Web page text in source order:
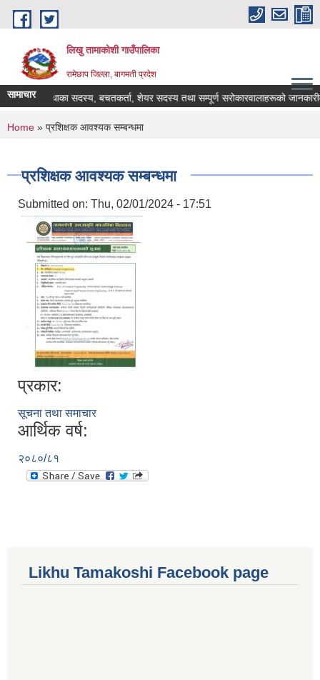
Skip to main content
लिखु तामाकोशी गाउँपालिका
रामेछाप जिल्ला, बागमती प्रदेश
सामाचारसंस्थाका सदस्य, बचतकर्ता, शेयर सदस्य तथा सम्पूर्ण सरोकारवालाहरूको जानकारीका
You are here
Home » प्रशिक्षक आवश्यक सम्बन्धमा
प्रशिक्षक आवश्यक सम्बन्धमा
Submitted on: Thu, 02/01/2024 - 17:51
प्रकार:
सूचना तथा समाचार
आर्थिक वर्ष:
२०८०/८१
Likhu Tamakoshi Facebook page